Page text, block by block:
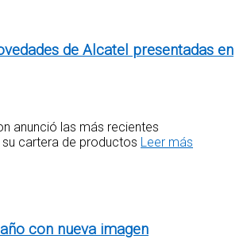
de Alcatel presentadas en
anunció las más recientes
cartera de productos Leer más
con nueva imagen